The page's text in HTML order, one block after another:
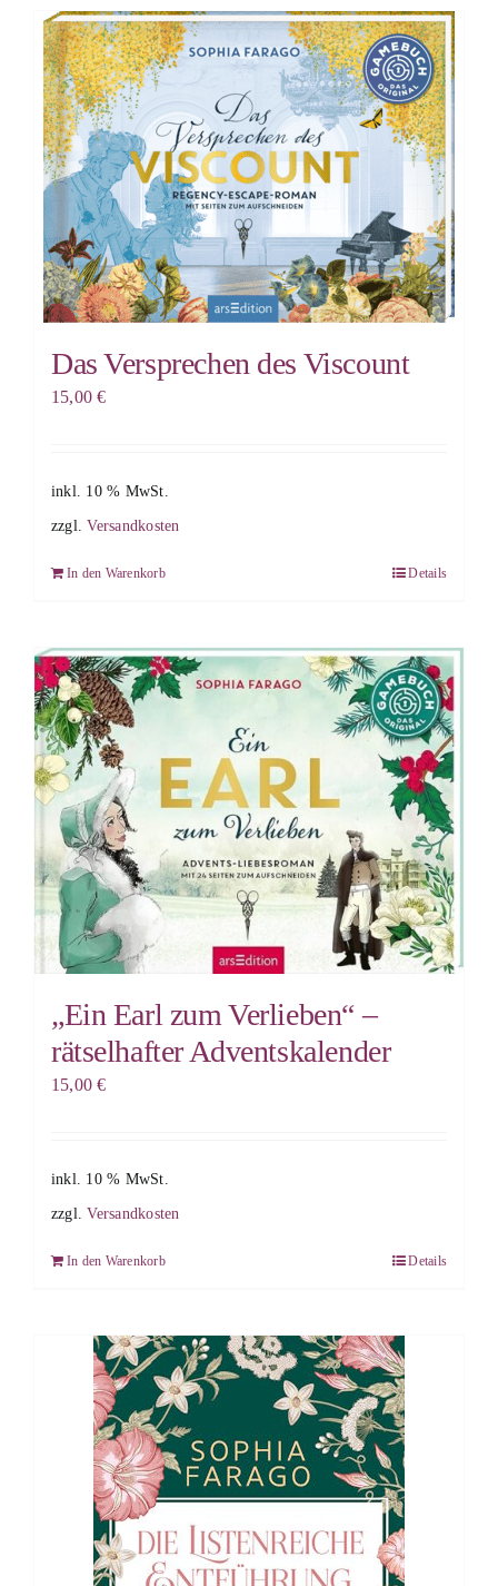
Das Versprechen des Viscount
15,00€
inkl. 10 % MwSt.
zzgl.Versandkosten
In den Warenkorb Details
„Ein Earl zum Verlieben“ –
rätselhafter Adventskalender
15,00€
inkl. 10 % MwSt.
zzgl.Versandkosten
In den Warenkorb Details